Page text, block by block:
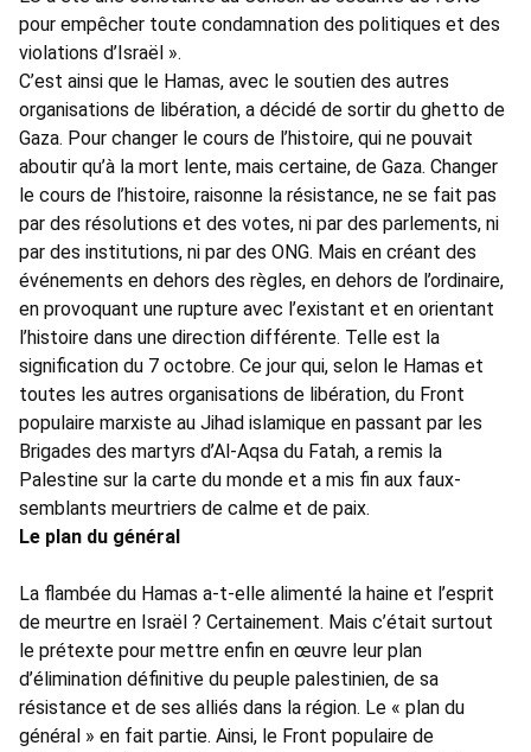
pour empêcher toute condamnation des politiques et des
violations d’Israël ».
C’est ainsi que le Hamas, avec le soutien des autres
organisations de libération, a décidé de sortir du ghetto de
Gaza. Pour changer le cours de l’histoire, qui ne pouvait
aboutir qu’à la mort lente, mais certaine, de Gaza. Changer
le cours de l’histoire, raisonne la résistance, ne se fait pas
par des résolutions et des votes, ni par des parlements, ni
par des institutions, ni par des ONG. Mais en créant des
événements en dehors des règles, en dehors de l’ordinaire,
en provoquant une rupture avec l’existant et en orientant
l’histoire dans une direction différente. Telle est la
signification du 7 octobre. Ce jour qui, selon le Hamas et
toutes les autres organisations de libération, du Front
populaire marxiste au Jihad islamique en passant par les
Brigades des martyrs d’Al-Aqsa du Fatah, a remis la
Palestine sur la carte du monde et a mis fin aux faux-
semblants meurtriers de calme et de paix.
Le plan du général
La flambée du Hamas a-t-elle alimenté la haine et l’esprit
de meurtre en Israël ? Certainement. Mais c’était surtout
le prétexte pour mettre enfin en œuvre leur plan
d’élimination définitive du peuple palestinien, de sa
résistance et de ses alliés dans la région. Le « plan du
général » en fait partie. Ainsi, le Front populaire de